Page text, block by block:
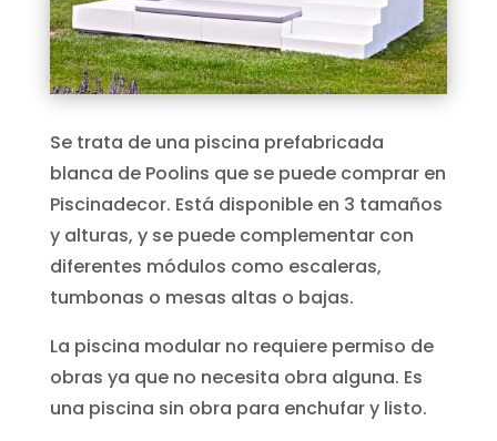
Se trata de una piscina prefabricada
blanca de Poolins que se puede comprar en
Piscinadecor. Está disponible en 3 tamaños
y alturas, y se puede complementar con
diferentes módulos como escaleras,
tumbonas o mesas altas o bajas.
La piscina modular no requiere permiso de
obras ya que no necesita obra alguna. Es
una piscina sin obra para enchufar y listo.